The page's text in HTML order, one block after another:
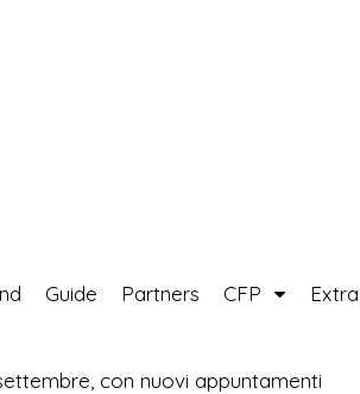
Guide Partners CFP Extra
con nuovi appuntamenti